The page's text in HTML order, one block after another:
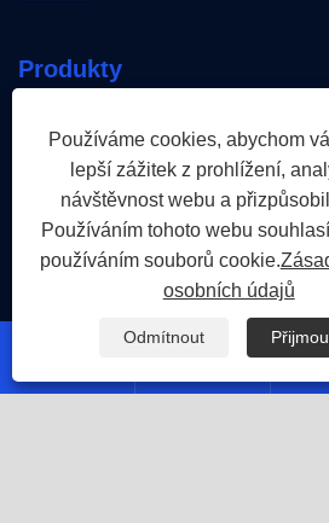
Produkty
Zprávy
Kontaktujte nás
Používáme cookies, abychom
lepší zážitek z prohlížení,
návštěvnost webu a
Používáním tohoto webu
používáním souborů cookie.
osobních údajů
Odmítnout